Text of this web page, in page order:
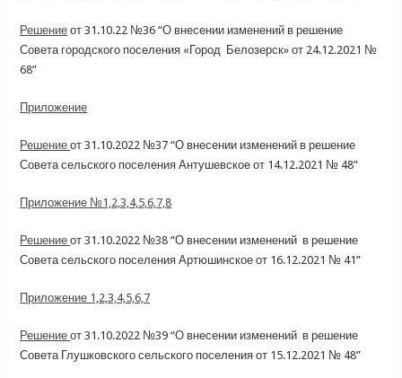
Решение от 31.10.22 №36 “О внесении изменений в решение
Совета городского поселения «Город Белозерск» от 24.12.2021 №
68”
Приложение
Решениеот 31.10.2022 №37 “О внесении изменений в решение
Совета сельского поселения Антушевское от 14.12.2021 № 48”
Приложение №1,2,3,4,5,6,7,8
Решениеот 31.10.2022 №38 “О внесении изменений в решение
Совета сельского поселения Артюшинское от 16.12.2021 № 41”
Приложение 1,2,3,4,5,6,7
Решениеот 31.10.2022 №39 “О внесении изменений в решение
Совета Глушковского сельского поселения от 15.12.2021 № 48”